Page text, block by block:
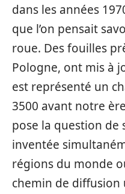
dans les années
que l’on pensait
roue. Des fouilles
Pologne, ont mis à
est représenté un
3500 avant notre
pose la question de
inventée
régions du monde
chemin de diffusion